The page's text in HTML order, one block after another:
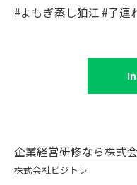
#よもぎ蒸し狛江 #子連
企業経営研修なら株式
株式会社ビジトレ